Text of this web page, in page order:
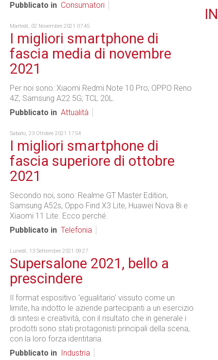
Pubblicato in Consumatori
Martedì, 02 Novembre 2021 07:45
I migliori smartphone di
fascia media di novembre
2021
Per noi sono: Xiaomi Redmi Note 10 Pro; OPPO Reno
4Z; Samsung A22 5G; TCL 20L.
Pubblicato in Attualità
Sabato, 23 Ottobre 2021 17:54
I migliori smartphone di
fascia superiore di ottobre
2021
Secondo noi, sono: Realme GT Master Edition,
Samsung A52s, Oppo Find X3 Lite, Huawei Nova 8i e
Xiaomi 11 Lite. Ecco perché.
Pubblicato in Telefonia
Lunedì, 13 Settembre 2021 09:27
Supersalone 2021, bello a
prescindere
Il format espositivo ‘egualitario’ vissuto come un
limite, ha indotto le aziende partecipanti a un esercizio
di sintesi e creatività, con il risultato che in generale i
prodotti sono stati protagonisti principali della scena,
con la loro forza identitaria.
Pubblicato in
Industria
IN